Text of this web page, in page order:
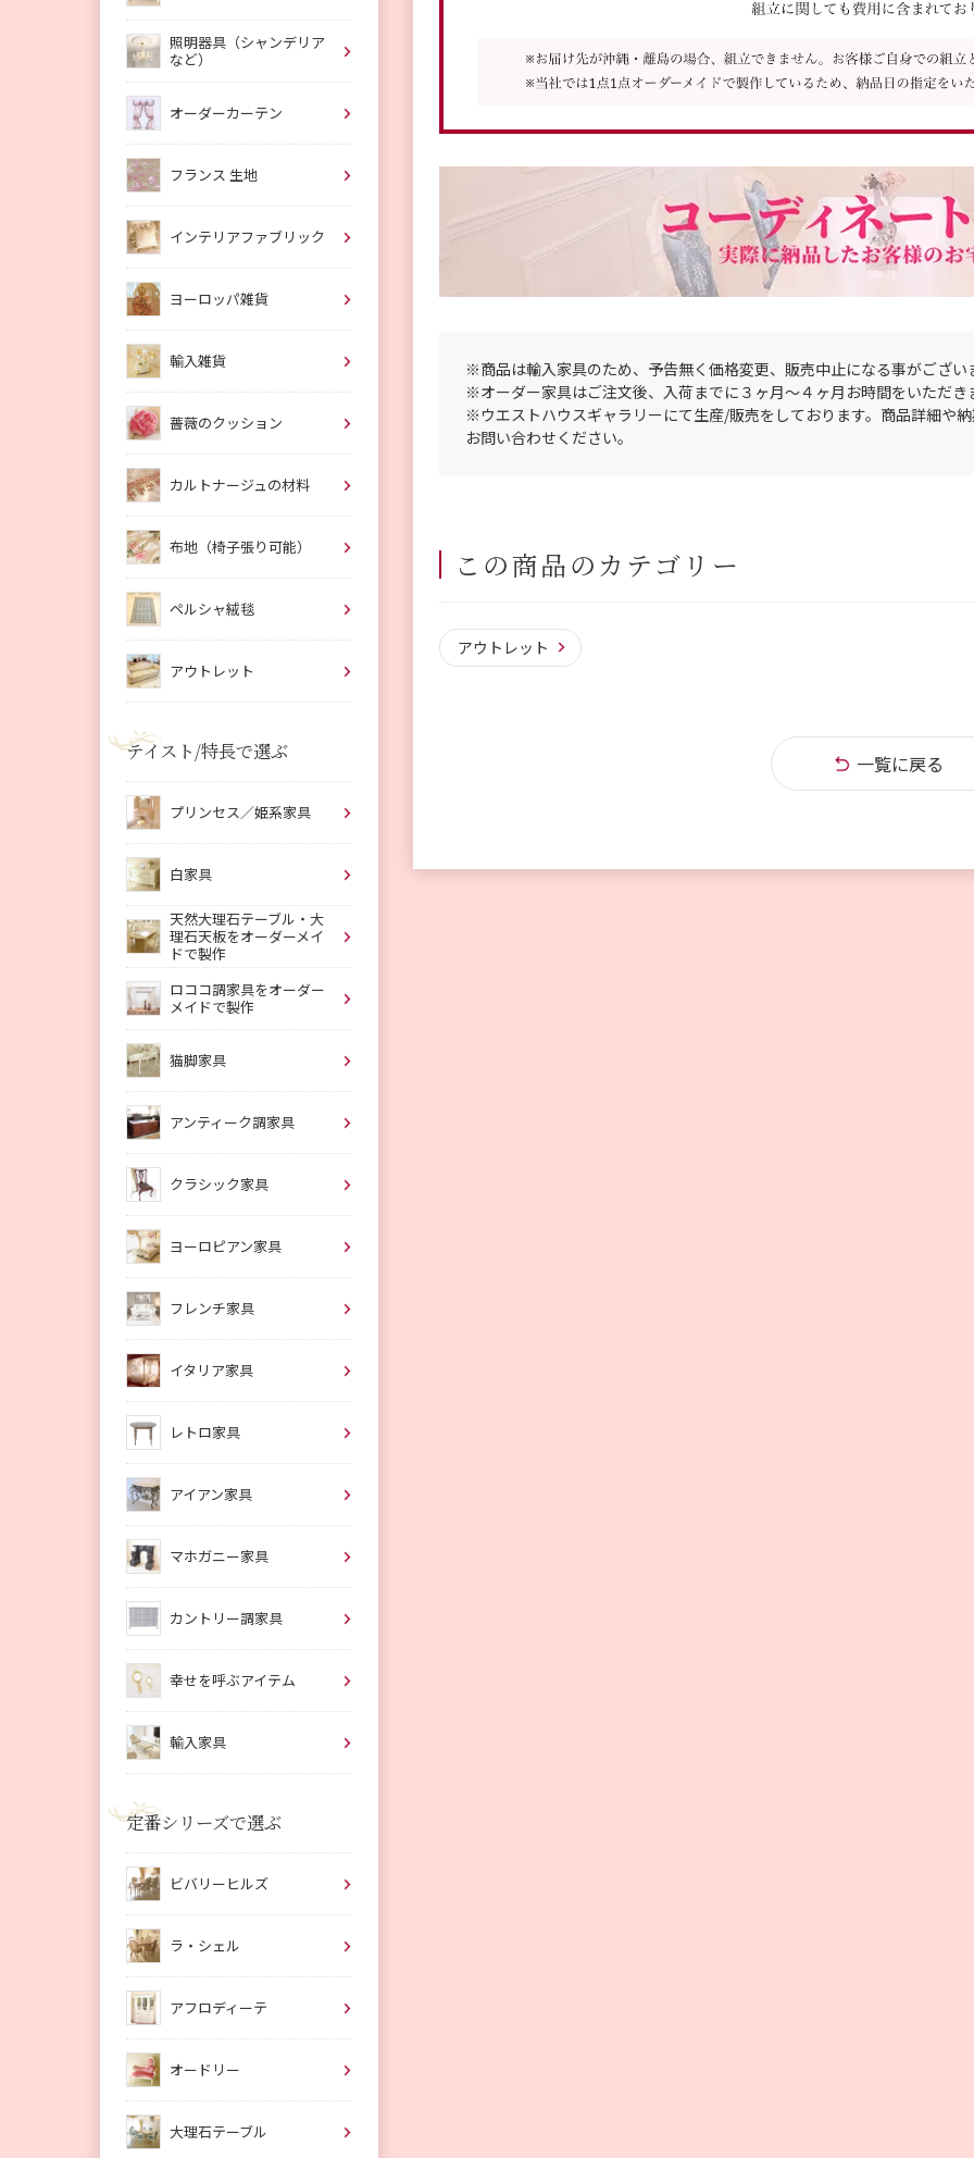
※商品は輸入家具のため、予告無く価格変更、販売中止になる事がござい
※オーダー家具はご注文後、入荷までに３ヶ月〜４ヶ月お時間をいただき
※ウエストハウスギャラリーにて生産/販売をしております。商品詳細や
お問い合わせください。
この商品のカテゴリー
アウトレット
一覧に戻る
照明器具（シャンデリア
など）
オーダーカーテン
フランス 生地
インテリアファブリック
ヨーロッパ雑貨
輸入雑貨
薔薇のクッション
カルトナージュの材料
布地（椅子張り可能）
ペルシャ絨毯
アウトレット
テイスト/特長で選ぶ
プリンセス／姫系家具
白家具
天然大理石テーブル・大
理石天板をオーダーメイ
ドで製作
ロココ調家具をオーダー
メイドで製作
猫脚家具
アンティーク調家具
クラシック家具
ヨーロピアン家具
フレンチ家具
イタリア家具
レトロ家具
アイアン家具
マホガニー家具
カントリー調家具
幸せを呼ぶアイテム
輸入家具
定番シリーズで選ぶ
ビバリーヒルズ
ラ・シェル
アフロディーテ
オードリー
大理石テーブル